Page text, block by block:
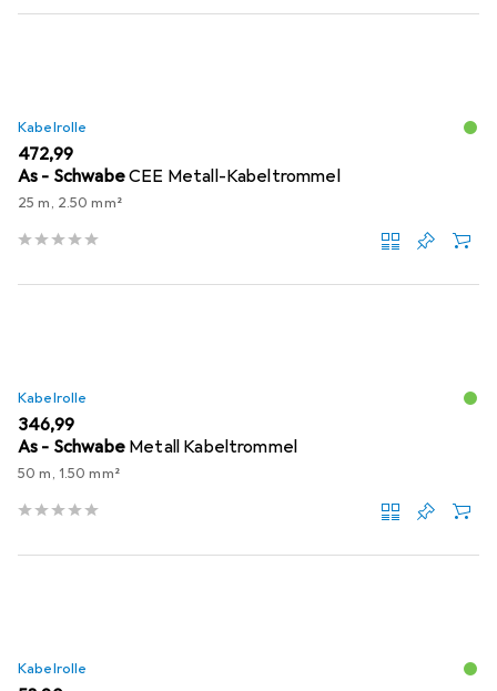
Kabelrolle
EUR
472,99
As - SchwabeCEE Metall-Kabeltrommel
25 m, 2.50 mm²
Kabelrolle
EUR
346,99
As - Schwabe Metall Kabeltrommel
50 m, 1.50 mm²
Kabelrolle